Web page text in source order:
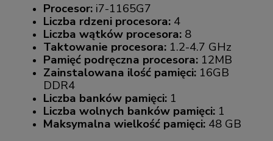
Procesor: i7-1165G7
Liczba rdzeni procesora: 4
Liczba wątków procesora: 8
Taktowanie procesora: 1.2-4.7 GHz
Pamięć podręczna procesora: 12MB
Zainstalowana ilość pamięci: 16GB
DDR4
Liczba banków pamięci: 1
Liczba wolnych banków pamięci: 1
Maksymalna wielkość pamięci: 48 GB